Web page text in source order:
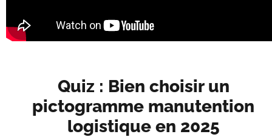
Quiz : Bien choisir un
pictogramme manutention
logistique en 2025